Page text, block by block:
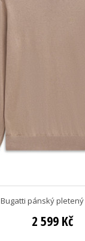
Bugatti pánský
2 599 Kč